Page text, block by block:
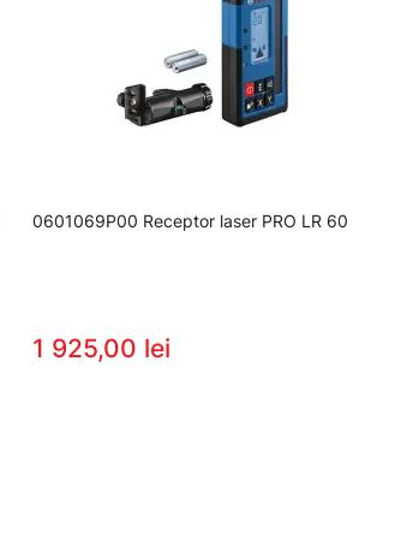
0601069P00 Receptor laser PRO LR 60
1 925,00 lei